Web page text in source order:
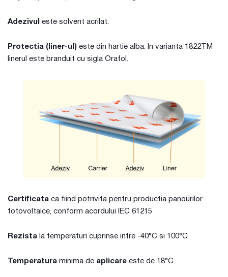
Adezivul este solvent acrilat.
Protectia (liner-ul) este din hartie alba. In varianta 1822TM
linerul este branduit cu sigla Orafol.
Certificata ca fiind potrivita pentru productia panourilor
fotovoltaice, conform acordului IEC 61215
Rezista la temperaturi cuprinse intre -40°C si 100°C
Temperatura minima de aplicare este de 18°C.